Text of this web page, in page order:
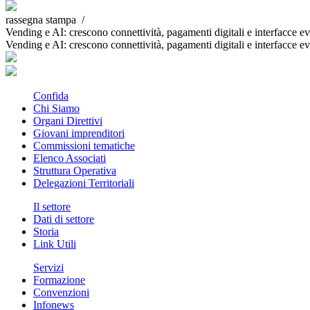
rassegna stampa /
Vending e AI: crescono connettività, pagamenti digitali e interfacce
Vending e AI: crescono connettività, pagamenti digitali e interfacce
Confida
Chi Siamo
Organi Direttivi
Giovani imprenditori
Commissioni tematiche
Elenco Associati
Struttura Operativa
Delegazioni Territoriali
Il settore
Dati di settore
Storia
Link Utili
Servizi
Formazione
Convenzioni
Infonews